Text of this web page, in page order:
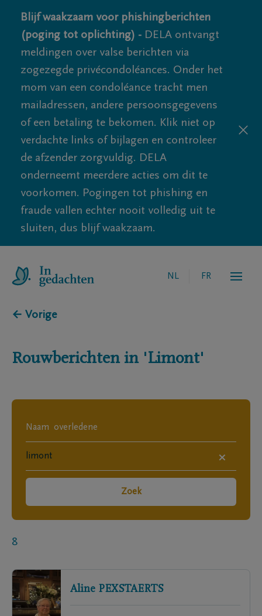
Blijf waakzaam voor phishingberichten
(poging tot oplichting) - DELA ontvangt
meldingen over valse berichten via
zogezegde privécondoléances. Onder het
mom van een condoléance tracht men
mailadressen, andere persoonsgegevens
of een betaling te bekomen. Klik niet op
verdachte links of bijlagen en controleer
de afzender zorgvuldig. DELA
onderneemt meerdere acties om dit te
voorkomen. Pogingen tot phishing en
fraude vallen echter nooit volledig uit te
sluiten, dus blijf waakzaam.
NL FR
← Vorige
Rouwberichten in 'Limont'
×
Zoek
8
Aline PEXSTAERTS